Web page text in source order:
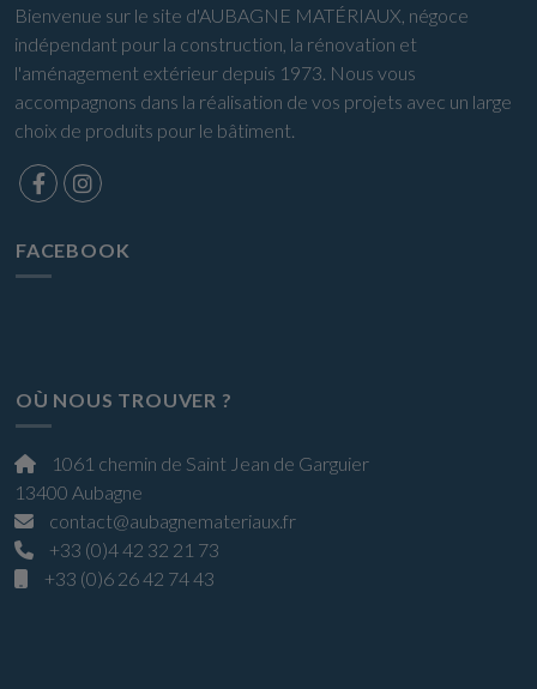
Bienvenue sur le site d'AUBAGNE MATÉRIAUX, négoce
indépendant pour la construction, la rénovation et
l'aménagement extérieur depuis 1973. Nous vous
accompagnons dans la réalisation de vos projets avec un large
choix de produits pour le bâtiment.
FACEBOOK
OÙ NOUS TROUVER ?
1061 chemin de Saint Jean de Garguier
13400 Aubagne
contact@aubagnemateriaux.fr
+33 (0)4 42 32 21 73
+33 (0)6 26 42 74 43